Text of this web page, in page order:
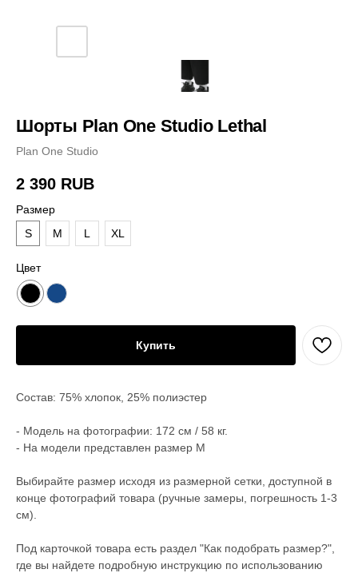
Шорты Plan One Studio Lethal
Plan One Studio
2 390 RUB
Размер
S
M L XL
Цвет
Купить
Состав: 75% хлопок, 25% полиэстер
- Модель на фотографии: 172 см / 58 кг.
- На модели представлен размер M
Выбирайте размер исходя из размерной сетки, доступной в
конце фотографий товара (ручные замеры, погрешность 1-3
см).
Под карточкой товара есть раздел "Как подобрать размер?",
где вы найдете подробную инструкцию по использованию